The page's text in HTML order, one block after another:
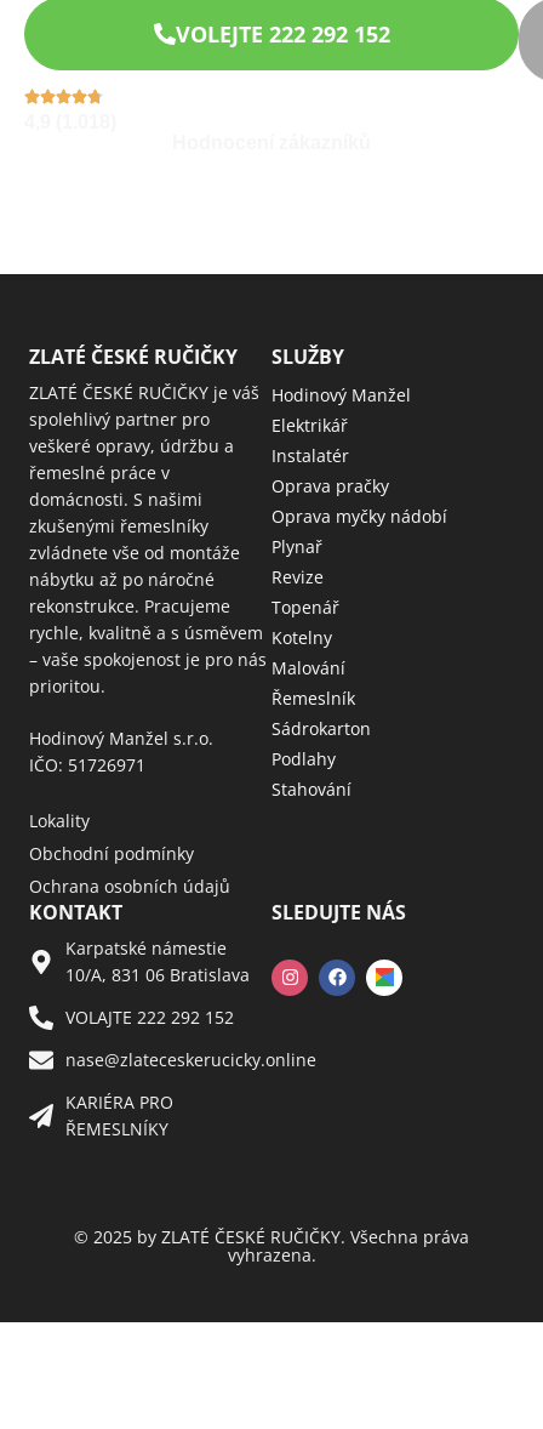
VOLEJTE 222 292 152
ZLATÉ ČESKÉ RUČIČKY
ZLATÉ ČESKÉ RUČIČKY je váš
spolehlivý partner pro
veškeré opravy, údržbu a
řemeslné práce v
domácnosti. S našimi
zkušenými řemeslníky
zvládnete vše od montáže
nábytku až po náročné
rekonstrukce. Pracujeme
rychle, kvalitně a s úsměvem
– vaše spokojenost je pro nás
prioritou.
Hodinový Manžel s.r.o.
IČO: 51726971
Lokality
Obchodní podmínky
Ochrana osobních údajů
SLUŽBY
Hodinový Manžel
Elektrikář
Instalatér
Oprava pračky
Oprava myčky nádobí
Plynař
Revize
Topenář
Kotelny
Malování
Řemeslník
Sádrokarton
Podlahy
Stahování
KONTAKT
Karpatské námestie
10/A, 831 06 Bratislava
VOLAJTE 222 292 152
nase@zlateceskerucicky.online
KARIÉRA PRO
ŘEMESLNÍKY
SLEDUJTE NÁS
© 2025 by ZLATÉ ČESKÉ RUČIČKY. Všechna práva
vyhrazena.